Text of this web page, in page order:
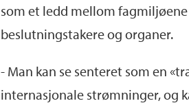
som et ledd mellom
beslutningstakere og organer.
- Man kan se senteret som en
internasjonale strømninger, og